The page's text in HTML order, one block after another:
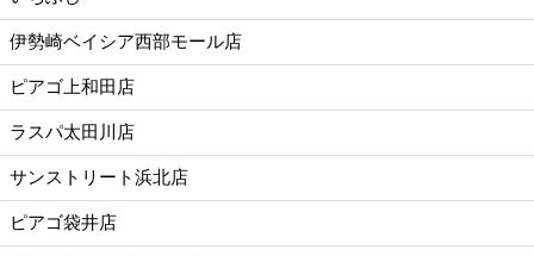
伊勢崎ベイシア西部モール店
ピアゴ上和田店
ラスパ太田川店
サンストリート浜北店
ピアゴ袋井店